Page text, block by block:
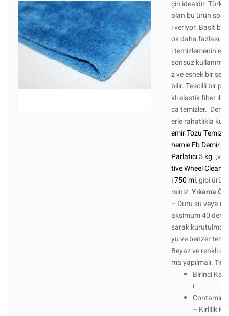
çin idealdir.
olan bu ürün
ı veriyor. Basit
ok daha fazlası,
i temizlemenin
sonsuz kullanım
z ve esnek bir
bilir. Tescilli bir
klı elastik fiber ile
ca temizler.
erle rahatlıkla
emir Tozu
hemie Fb Demir
Parlatıcı 5 kg.,ve
tive Wheel
i 750 ml, gibi
rsiniz.Yıkama
– Duru su veya
aksimum 40
sarak kurutulmalı.
yu ve benzer
Beyaz ve renkli
ma yapılmalı.
Birinci
r
– Kirlilik